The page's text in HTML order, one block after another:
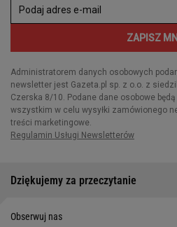
Dziękujemy za przeczytanie
Obserwuj nas